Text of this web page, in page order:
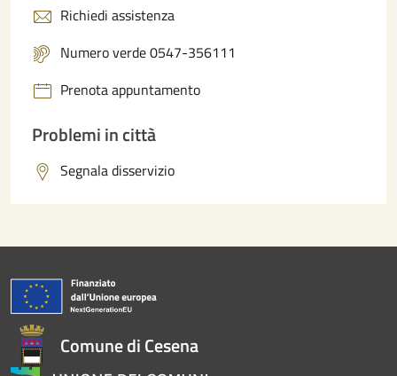
Richiedi assistenza
Numero verde 0547-356111
Prenota appuntamento
Problemi in città
Segnala disservizio
Comune di Cesena